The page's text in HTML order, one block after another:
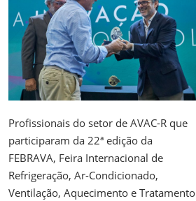
Profissionais do setor de AVAC-R que
participaram da 22ª edição da
FEBRAVA, Feira Internacional de
Refrigeração, Ar-Condicionado,
Ventilação, Aquecimento e Tratamento